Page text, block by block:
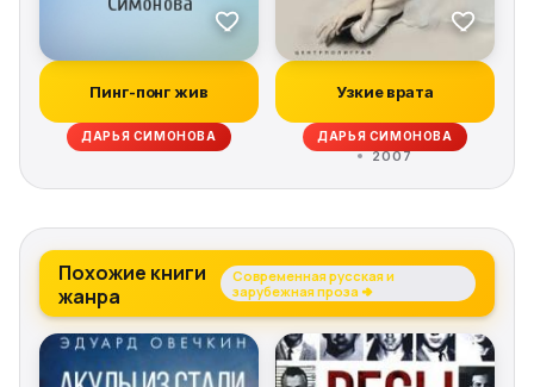
Пинг-понг жив
ДАРЬЯ СИМОНОВА
Узкие врата
ДАРЬЯ СИМОНОВА
2007
Похожие книги
жанра
Современная русская и
зарубежная проза →